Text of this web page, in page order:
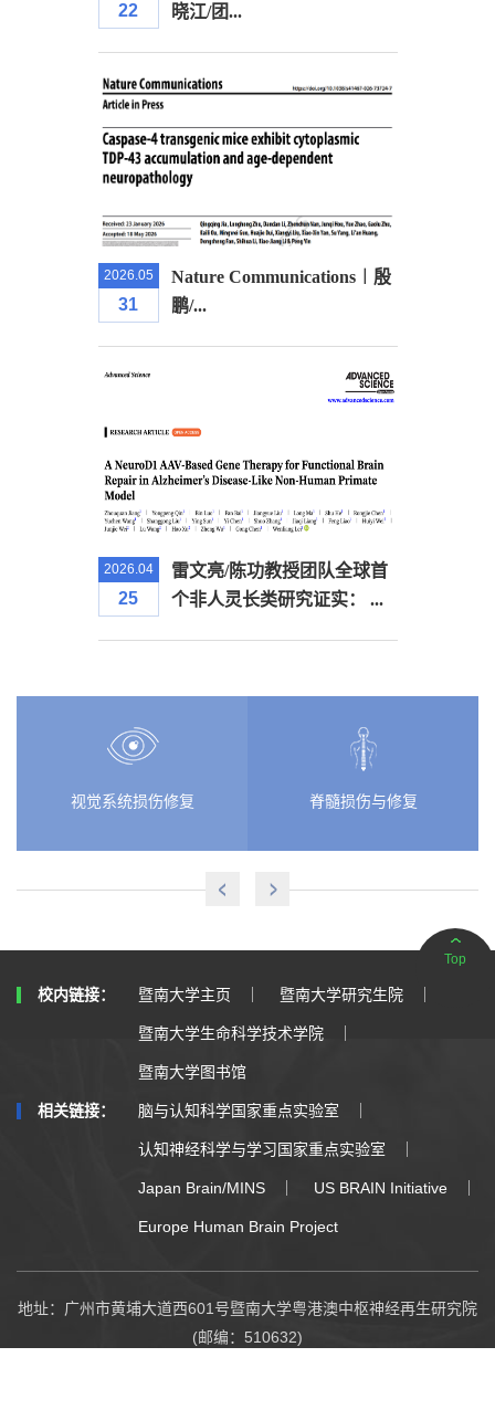
22
晓江/团...
2026.05
31
Nature Communications︱殷
鹏/...
2026.04
25
雷文亮/陈功教授团队全球首
个非人灵长类研究证实： ...
视觉系统损伤修复 脊髓损伤与修复
Top
校内链接： 暨南大学主页 暨南大学研究生院
暨南大学生命科学技术学院
暨南大学图书馆
相关链接： 脑与认知科学国家重点实验室
认知神经科学与学习国家重点实验室
Japan Brain/MINS US BRAIN Initiative
Europe Human Brain Project
地址：广州市黄埔大道西601号暨南大学粤港澳中枢神经再生研究院
(邮编：510632)